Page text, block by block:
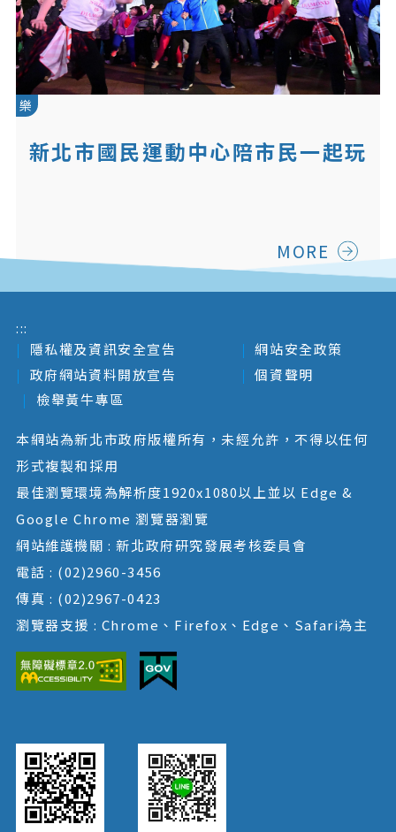
樂
新北市國民運動中心陪市民一起玩
MORE
:::
隱私權及資訊安全宣告
網站安全政策
政府網站資料開放宣告
個資聲明
檢舉黃牛專區
本網站為新北市政府版權所有，未經允許，不得以任何
形式複製和採用
最佳瀏覽環境為解析度1920x1080以上並以 Edge &
Google Chrome 瀏覽器瀏覽
網站維護機關 : 新北政府研究發展考核委員會
電話 : (02)2960-3456
傳真 : (02)2967-0423
瀏覽器支援 : Chrome、Firefox、Edge、Safari為主